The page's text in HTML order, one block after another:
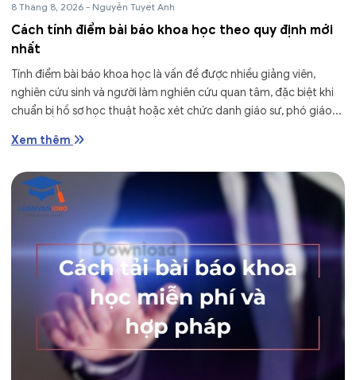
8 Tháng 8, 2026 - Nguyễn Tuyết Anh
Cách tính điểm bài báo khoa học theo quy định mới
nhất
Tính điểm bài báo khoa học là vấn đề được nhiều giảng viên,
nghiên cứu sinh và người làm nghiên cứu quan tâm, đặc biệt khi
chuẩn bị hồ sơ học thuật hoặc xét chức danh giáo sư, phó giáo...
Xem thêm